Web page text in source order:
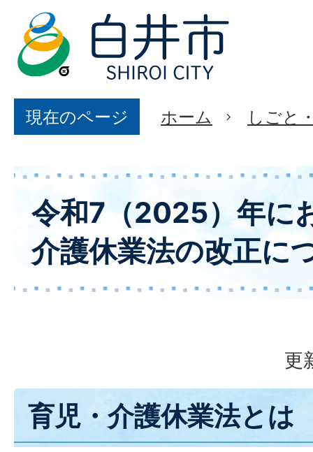
現在のページ ホーム しごと
令和7（2025）年に
介護休業法の改正に
更
育児・介護休業法とは